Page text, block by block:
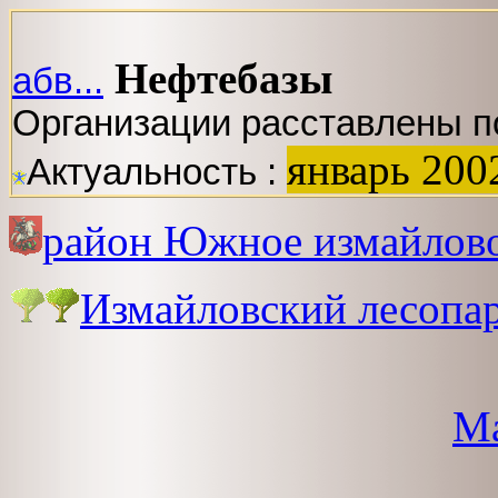
абв... Нефтебазы
Организации расставлены
Актуальность : январь
район Южное
Измайловский